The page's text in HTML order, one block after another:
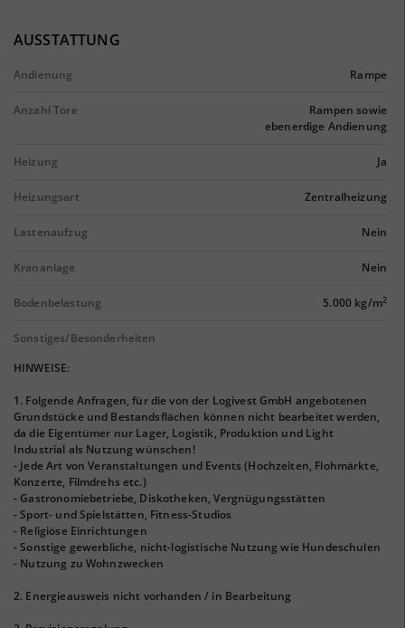
AUSSTATTUNG
Andienung Rampe
Anzahl Tore
Rampen sowie
ebenerdige Andienung
Heizung Ja
Heizungsart Zentralheizung
Lastenaufzug Nein
Krananlage Nein
Bodenbelastung 5.000 kg/m2
Sonstiges/Besonderheiten
HINWEISE:
1. Folgende Anfragen, für die von der Logivest GmbH angebotenen
Grundstücke und Bestandsflächen können nicht bearbeitet werden,
da die Eigentümer nur Lager, Logistik, Produktion und Light
Industrial als Nutzung wünschen!
- Jede Art von Veranstaltungen und Events (Hochzeiten, Flohmärkte,
Konzerte, Filmdrehs etc.)
- Gastronomiebetriebe, Diskotheken, Vergnügungsstätten
- Sport- und Spielstätten, Fitness-Studios
- Religiöse Einrichtungen
- Sonstige gewerbliche, nicht-logistische Nutzung wie Hundeschulen
- Nutzung zu Wohnzwecken
2. Energieausweis nicht vorhanden / in Bearbeitung